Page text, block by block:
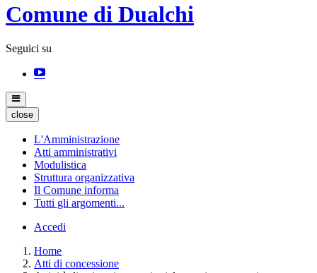
Comune di Dualchi
Seguici su
close
L'Amministrazione
Atti amministrativi
Modulistica
Struttura organizzativa
Il Comune informa
Tutti gli argomenti...
Accedi
Home
Atti di concessione